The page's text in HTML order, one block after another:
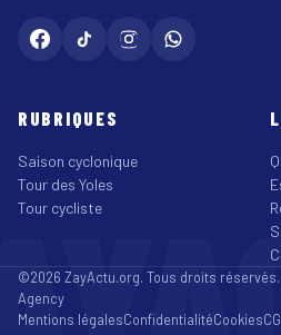
RUBRIQUES
Saison cyclonique
Tour des Yoles
Tour cycliste
©2026 ZayActu.org. Tous droits
Agency
Mentions légalesConfidentialitéCookies